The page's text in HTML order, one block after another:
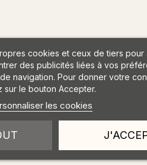
cookies et ceux de tiers pour
des publicités liées à vos
navigation. Pour donner votre
sur le bouton Accepter.
les cookies